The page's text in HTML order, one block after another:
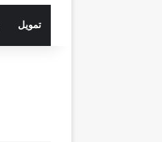
تمويل